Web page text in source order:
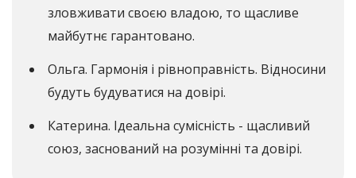
зловживати своєю владою, то щасливе
майбутнє гарантовано.
Ольга. Гармонія і рівноправність. Відносини
будуть будуватися на довірі.
Катерина. Ідеальна сумісність - щасливий
союз, заснований на розумінні та довірі.